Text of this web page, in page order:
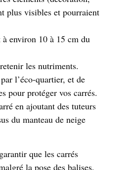
plus visibles et pourraient
à environ 10 à 15 cm du
les nutriments.
l’éco-quartier, et de
pour protéger vos carrés.
en ajoutant des tuteurs
du manteau de neige
que les carrés
la pose des balises,